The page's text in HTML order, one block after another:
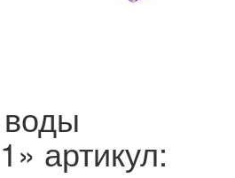
артикул: